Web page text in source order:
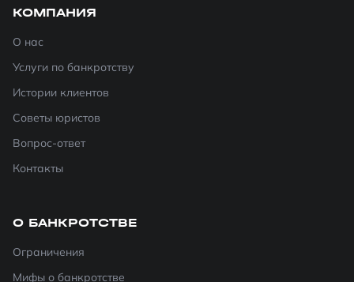
КОМПАНИЯ
О нас
Услуги по банкротству
Истории клиентов
Советы юристов
Вопрос-ответ
Контакты
О БАНКРОТСТВЕ
Ограничения
Мифы о банкротстве